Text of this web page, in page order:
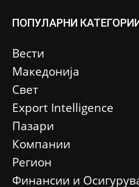
ПОПУЛАРНИ
Вести
Македонија
Свет
Еxport Intelligence
Пазари
Компании
Регион
Финансии и